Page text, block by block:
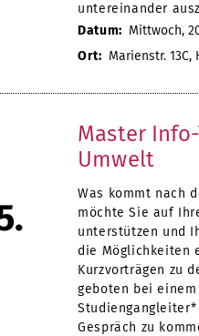
untereinander
Datum: Mittwoch,
Ort: Marienstr. 13C,
Master
Umwelt
Was kommt nach
möchte Sie auf
unterstützen und
die Möglichkeiten
Kurzvorträgen zu
geboten bei
Gespräch zu